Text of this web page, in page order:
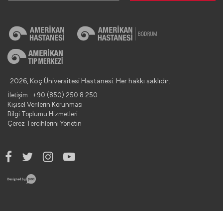
2026, Koç Üniversitesi Hastanesi. Her hakkı saklıdır.
İletişim : +90 (850) 250 8 250
Kişisel Verilerin Korunması
Bilgi Toplumu Hizmetleri
Çerez Tercihlerini Yönetin